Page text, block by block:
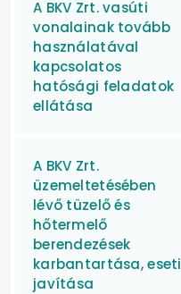
A BKV Zrt. vasúti
vonalainak tovább
használatával
kapcsolatos
hatósági feladatok
ellátása
A BKV Zrt.
üzemeltetésében
lévő tüzelő és
hőtermelő
berendezések
karbantartása, eseti
javítása